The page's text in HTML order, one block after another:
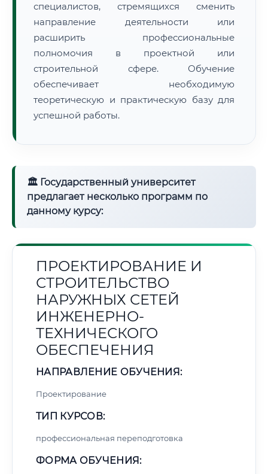
специалистов, стремящихся сменить
направление деятельности или
расширить профессиональные
полномочия в проектной или
строительной сфере. Обучение
обеспечивает необходимую
теоретическую и практическую базу для
успешной работы.
🏛 Государственный университет
предлагает несколько программ по
данному курсу:
ПРОЕКТИРОВАНИЕ И
СТРОИТЕЛЬСТВО
НАРУЖНЫХ СЕТЕЙ
ИНЖЕНЕРНО-
ТЕХНИЧЕСКОГО
ОБЕСПЕЧЕНИЯ
НАПРАВЛЕНИЕ ОБУЧЕНИЯ:
Проектирование
ТИП КУРСОВ:
профессиональная переподготовка
ФОРМА ОБУЧЕНИЯ: